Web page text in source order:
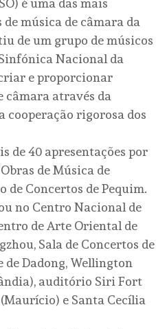
é uma das mais
música de câmara da
de um grupo de músicos
Nacional da
e proporcionar
câmara através da
cooperação rigorosa dos
de 40 apresentações por
de Música de
de Concertos de Pequim.
no Centro Nacional de
de Arte Oriental de
Sala de Concertos de
Dadong, Wellington
auditório Siri Fort
e Santa Cecília